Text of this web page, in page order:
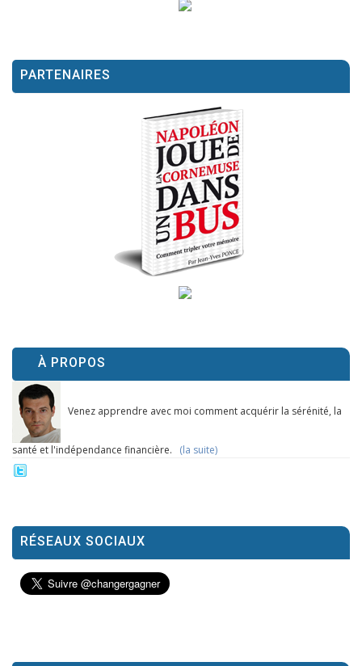
PARTENAIRES
À PROPOS
Venez apprendre avec moi comment acquérir la sérénité, la
santé et l'indépendance financière. (la suite)
RÉSEAUX SOCIAUX